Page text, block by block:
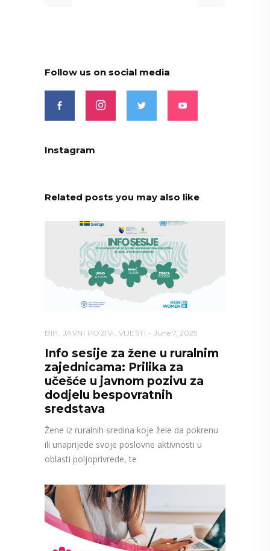
Follow us on social media
Instagram
Related posts you may also like
BIH , JAVNI POZIVI , VIJESTI June 7, 2025
Info sesije za žene u ruralnim
zajednicama: Prilika za
učešće u javnom pozivu za
dodjelu bespovratnih
sredstava
Žene iz ruralnih sredina koje žele da pokrenu
ili unaprijede svoje poslovne aktivnosti u
oblasti poljoprivrede, te